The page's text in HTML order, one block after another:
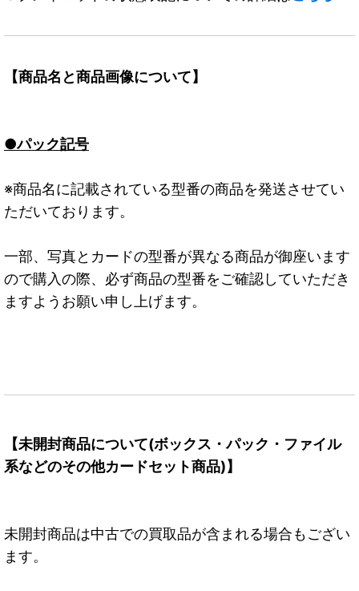
【商品名と商品画像について】
●パック記号
※商品名に記載されている型番の商品を発送させてい
ただいております。
一部、写真とカードの型番が異なる商品が御座います
ので購入の際、必ず商品の型番をご確認していただき
ますようお願い申し上げます。
【未開封商品について(ボックス・パック・ファイル
系などのその他カードセット商品)】
未開封商品は中古での買取品が含まれる場合もござい
ます。